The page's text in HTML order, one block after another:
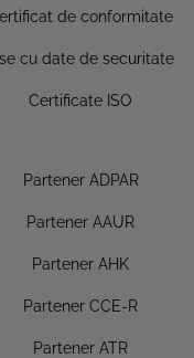
de conformitate
cu date de securitate
Certificate ISO
Partener ADPAR
Partener AAUR
Partener AHK
Partener CCE-R
Partener ATR